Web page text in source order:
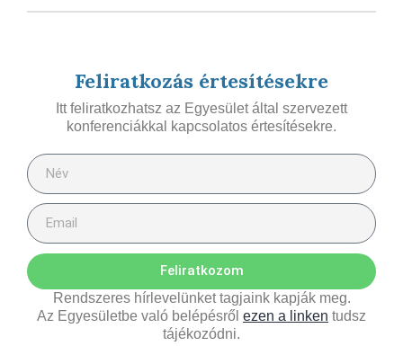
Feliratkozás értesítésekre
Itt feliratkozhatsz az Egyesület által szervezett
konferenciákkal kapcsolatos értesítésekre.
Feliratkozom
Rendszeres hírlevelünket tagjaink kapják meg.
Az Egyesületbe való belépésről ezen a linken tudsz
tájékozódni.